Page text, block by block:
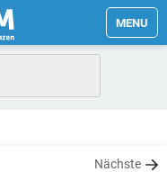
MENU
Nächste